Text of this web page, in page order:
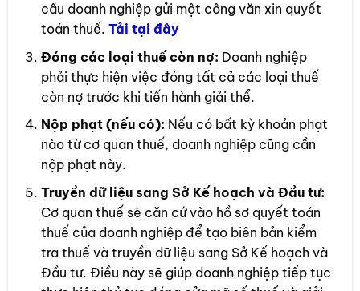
cầu doanh nghiệp gửi một công văn xin quyết
toán thuế. Tải tại đây
Đóng các loại thuế còn nợ: Doanh nghiệp
phải thực hiện việc đóng tất cả các loại thuế
còn nợ trước khi tiến hành giải thể.
Nộp phạt (nếu có): Nếu có bất kỳ khoản phạt
nào từ cơ quan thuế, doanh nghiệp cũng cần
nộp phạt này.
Truyền dữ liệu sang Sở Kế hoạch và Đầu tư:
Cơ quan thuế sẽ căn cứ vào hồ sơ quyết toán
thuế của doanh nghiệp để tạo biên bản kiểm
tra thuế và truyền dữ liệu sang Sở Kế hoạch và
Đầu tư. Điều này sẽ giúp doanh nghiệp tiếp tục